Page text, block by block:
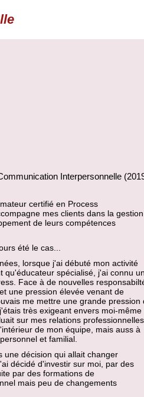
Interpersonnelle
certifié en Process
mes clients dans la gestion
de leurs compétences
été le cas...
lorsque j'ai débuté mon activité
qu'éducateur spécialisé, j'ai connu
Face à de nouvelles
une pression élevée venant de
me mettre une grande pression
très exigeant envers moi-
sur mes relations
de mon équipe, mais auss à
et familial.
une décision qui allait changer
décidé d'investir sur moi, par des
par des formations de
mais peu de changements